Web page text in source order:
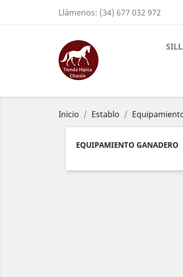
Llámenos: (34) 677 032 972
Inicio Establo
EQUIPAMIENTO GANADERO